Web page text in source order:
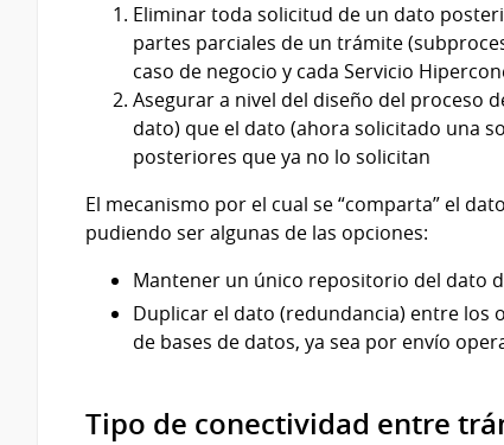
Eliminar toda solicitud de un dato
partes parciales de un trámite
caso de negocio y cada Servicio
Asegurar a nivel del diseño del proceso
dato) que el dato (ahora solicitado una
posteriores que ya no lo solicitan
El mecanismo por el cual se “comparta” el
pudiendo ser algunas de las opciones:
Mantener un único repositorio del dato
Duplicar el dato (redundancia) entre los
de bases de datos, ya sea por envío
Tipo de conectividad entre